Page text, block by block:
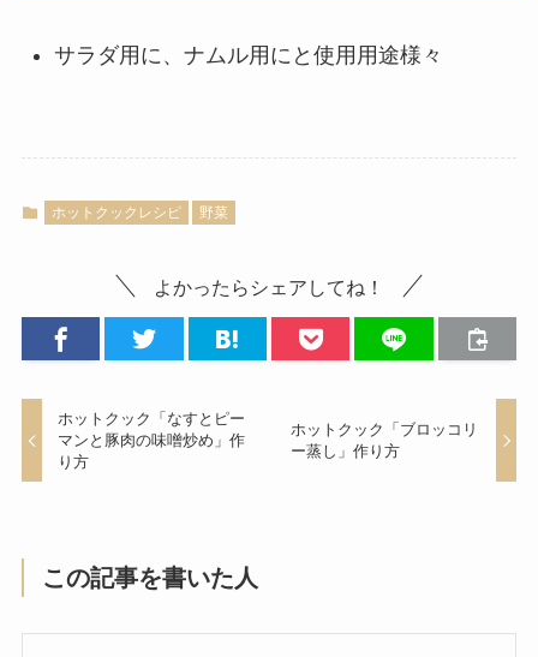
サラダ用に、ナムル用にと使用用途様々
ホットクックレシピ 野菜
よかったらシェアしてね！
ホットクック「なすとピー
マンと豚肉の味噌炒め」作
り方
ホットクック「ブロッコリ
ー蒸し」作り方
この記事を書いた人